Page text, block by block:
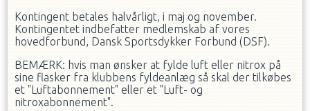
Kontingent betales halvårligt, i maj og november.
Kontingentet indbefatter medlemskab af vores
hovedforbund, Dansk Sportsdykker Forbund (DSF).
BEMÆRK: hvis man ønsker at fylde luft eller nitrox på
sine flasker fra klubbens fyldeanlæg så skal der tilkøbes
et "Luftabonnement" eller et "Luft- og
nitroxabonnement".